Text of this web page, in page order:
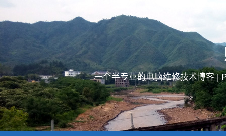
一个半专业的电脑维修技术博客 |